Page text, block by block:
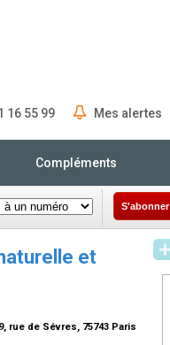
16 55 99 Mes alertes
Compléments
S'abonner
et
rue de Sévres, 75743 Paris